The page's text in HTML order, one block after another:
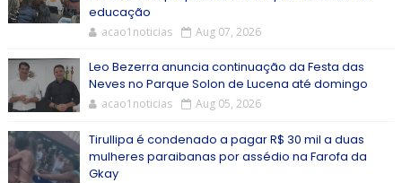
educação
acao1noticias Aug 07, 2026
Leo Bezerra anuncia continuação da Festa das
Neves no Parque Solon de Lucena até domingo
acao1noticias Aug 05, 2026
Tirullipa é condenado a pagar R$ 30 mil a duas
mulheres paraibanas por assédio na Farofa da
Gkay